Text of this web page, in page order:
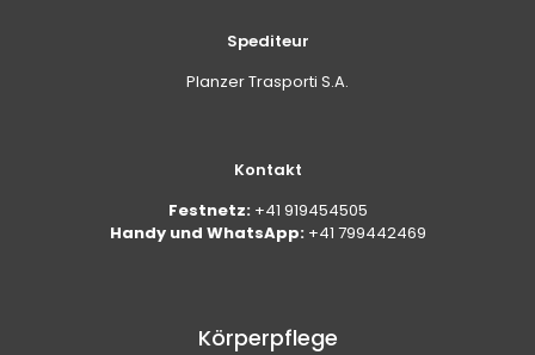
Spediteur
Planzer Trasporti S.A.
Kontakt
Festnetz: +41 919454505
Handy und WhatsApp: +41 799442469
Körperpflege